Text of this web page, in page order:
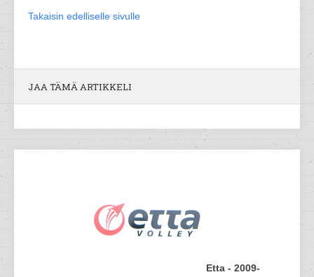
Takaisin edelliselle sivulle
JAA TÄMÄ ARTIKKELI
Etta - 2009-